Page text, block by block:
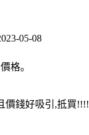
05-08
格。
價錢好吸引,抵買!!!!